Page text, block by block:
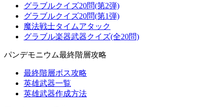
グラブルクイズ20問(第2弾)
グラブルクイズ20問(第1弾)
魔法戦士タイムアタック
グラブル楽器武器クイズ(全20問)
パンデモニウム最終階層攻略
最終階層ボス攻略
英雄武器一覧
英雄武器作成方法